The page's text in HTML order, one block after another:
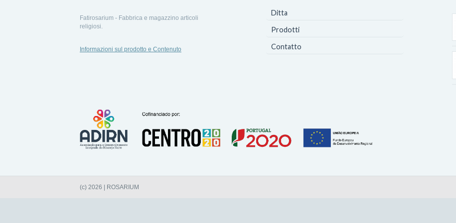
Fatirosarium - Fabbrica e magazzino articoli
religiosi.
Informazioni sul prodotto e Contenuto
Ditta
Prodotti
Contatto
(c) 2026 | ROSARIUM